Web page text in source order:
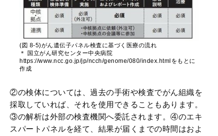
(図 8-5)がん遺伝子パネル検査に基づく医療の流れ
＊ 国立がん研究センター中央病院
https://www.ncc.go.jp/jp/ncch/genome/080/index.htmlをもとに
作成
②の検体については、過去の手術や検査でがん組織を
採取していれば、それを使用できることもあります。
③の解析は外部の検査機関へ委託されます。④のエキ
スパートパネルを経て、結果が届くまでの時間はおよ